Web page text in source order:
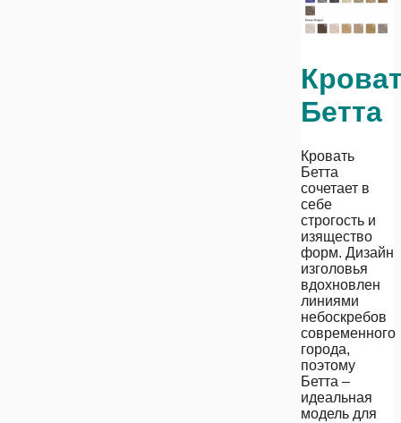
Бетта
Кровать
Бетта
сочетает в
себе
строгость и
изящество
форм. Дизайн
изголовья
вдохновлен
линиями
небоскребов
современного
города,
поэтому
Бетта –
идеальная
модель для